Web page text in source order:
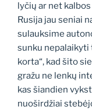
lyčių ar net
Rusija jau seniai
sulauksime
sunku nepalaikyti
korta“, kad šito
gražu ne lenkų
kas šiandien
nuoširdžiai